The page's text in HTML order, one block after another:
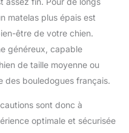
matelas plus épais est
être de votre chien.
généreux, capable
de taille moyenne ou
des bouledogues français.
sont donc à
optimale et sécurisée